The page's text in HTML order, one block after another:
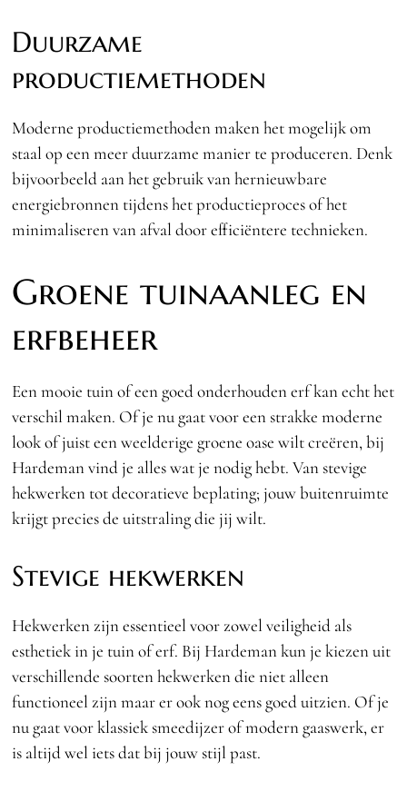
Duurzame
productiemethoden
Moderne productiemethoden maken het mogelijk om
staal op een meer duurzame manier te produceren. Denk
bijvoorbeeld aan het gebruik van hernieuwbare
energiebronnen tijdens het productieproces of het
minimaliseren van afval door efficiëntere technieken.
Groene tuinaanleg en
erfbeheer
Een mooie tuin of een goed onderhouden erf kan echt het
verschil maken. Of je nu gaat voor een strakke moderne
look of juist een weelderige groene oase wilt creëren, bij
Hardeman vind je alles wat je nodig hebt. Van stevige
hekwerken tot decoratieve beplating; jouw buitenruimte
krijgt precies de uitstraling die jij wilt.
Stevige hekwerken
Hekwerken zijn essentieel voor zowel veiligheid als
esthetiek in je tuin of erf. Bij Hardeman kun je kiezen uit
verschillende soorten hekwerken die niet alleen
functioneel zijn maar er ook nog eens goed uitzien. Of je
nu gaat voor klassiek smeedijzer of modern gaaswerk, er
is altijd wel iets dat bij jouw stijl past.